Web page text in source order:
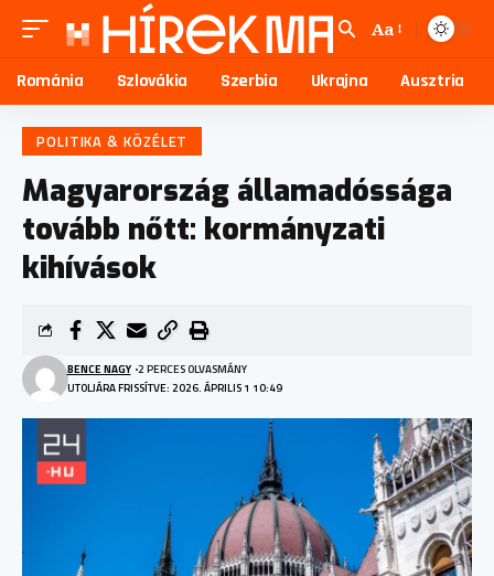
Aa
Románia Szlovákia Szerbia Ukrajna Ausztria
POLITIKA & KÖZÉLET
Magyarország államadóssága
tovább nőtt: kormányzati
kihívások
UTOLJÁRA FRISSÍTVE: 2026. ÁPRILIS 1 10:49
BENCE NAGY 2 PERCES OLVASMÁNY